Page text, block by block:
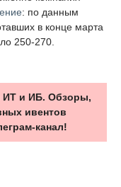
: по данным
в конце марта
250-270.
ИТ и ИБ. Обзоры,
ивентов
канал!